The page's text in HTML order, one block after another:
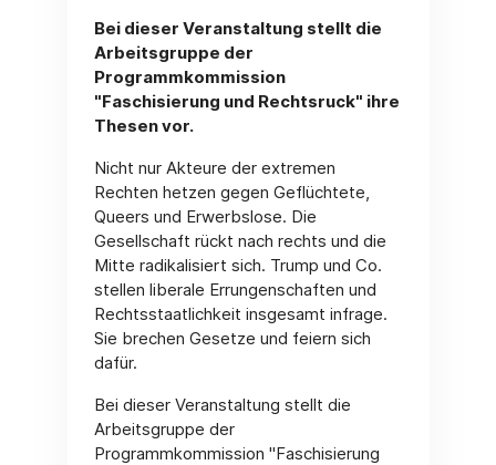
Bei dieser Veranstaltung stellt die
Arbeitsgruppe der
Programmkommission
"Faschisierung und Rechtsruck" ihre
Thesen vor.
Nicht nur Akteure der extremen
Rechten hetzen gegen Geflüchtete,
Queers und Erwerbslose. Die
Gesellschaft rückt nach rechts und die
Mitte radikalisiert sich. Trump und Co.
stellen liberale Errungenschaften und
Rechtsstaatlichkeit insgesamt infrage.
Sie brechen Gesetze und feiern sich
dafür.
Bei dieser Veranstaltung stellt die
Arbeitsgruppe der
Programmkommission "Faschisierung